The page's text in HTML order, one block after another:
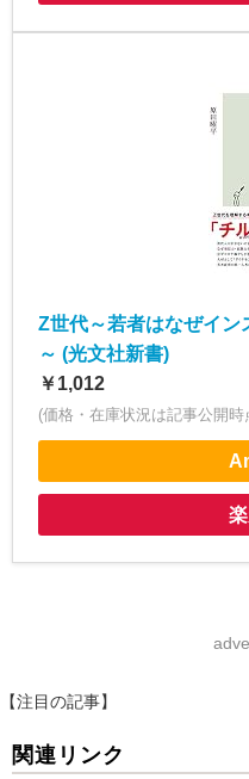
Z世代～若者はなぜイン
～ (光文社新書)
￥1,012
(価格・在庫状況は記事公開
【注目の記事】
関連リンク